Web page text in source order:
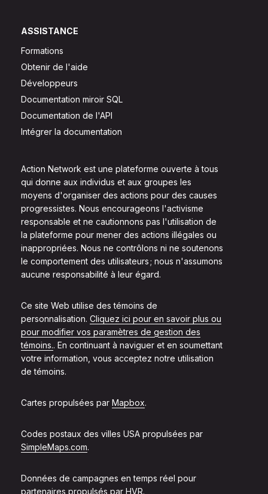
Action Network est une plateforme ouverte à tous
qui donne aux individus et aux groupes les
moyens d'organiser des actions pour des causes
progressistes. Nous encourageons l'activisme
responsable et ne cautionnons pas l'utilisation de
la plateforme pour mener des actions illégales ou
inappropriées. Nous ne contrôlons ni ne soutenons
le comportement des utilisateurs ; nous n'assumons
aucune responsabilité à leur égard.
Ce site Web utilise des témoins de
personnalisation. Cliquez ici pour en savoir plus ou
pour modifier vos paramètres de gestion des
témoins.. En continuant à naviguer et en soumettant
votre information, vous acceptez notre utilisation
de témoins.
Cartes propulsées par Mapbox.
Codes postaux des villes USA propulsées par
SimpleMaps.com.
Données de campagnes en temps réel pour
partenaires propulsés par HVR.
ASSISTANCE
Formations
Obtenir de l'aide
Développeurs
Documentation miroir SQL
Documentation de l'API
Intégrer la documentation